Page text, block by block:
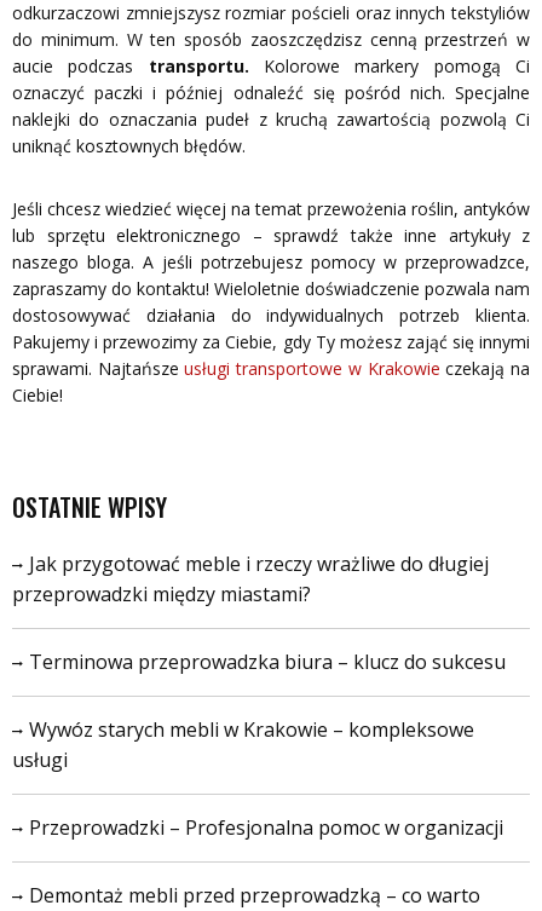
odkurzaczowi zmniejszysz rozmiar pościeli oraz innych tekstyliów
do minimum. W ten sposób zaoszczędzisz cenną przestrzeń w
aucie podczas transportu. Kolorowe markery pomogą Ci
oznaczyć paczki i później odnaleźć się pośród nich. Specjalne
naklejki do oznaczania pudeł z kruchą zawartością pozwolą Ci
uniknąć kosztownych błędów.
Jeśli chcesz wiedzieć więcej na temat przewożenia roślin, antyków
lub sprzętu elektronicznego – sprawdź także inne artykuły z
naszego bloga. A jeśli potrzebujesz pomocy w przeprowadzce,
zapraszamy do kontaktu! Wieloletnie doświadczenie pozwala nam
dostosowywać działania do indywidualnych potrzeb klienta.
Pakujemy i przewozimy za Ciebie, gdy Ty możesz zająć się innymi
sprawami. Najtańszeusługi transportowe w Krakowie czekają na
Ciebie!
OSTATNIE WPISY
Jak przygotować meble i rzeczy wrażliwe do długiej
przeprowadzki między miastami?
Terminowa przeprowadzka biura – klucz do sukcesu
Wywóz starych mebli w Krakowie – kompleksowe
usługi
Przeprowadzki – Profesjonalna pomoc w organizacji
Demontaż mebli przed przeprowadzką – co warto